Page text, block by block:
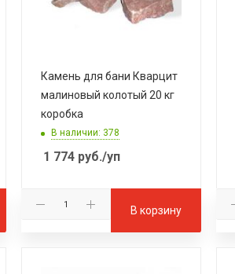
Камень для бани Кварцит
малиновый колотый 20 кг
коробка
В наличии: 378
1 774руб./уп
В корзину